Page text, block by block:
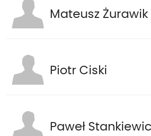
Mateusz Żurawik
Piotr Ciski
Paweł